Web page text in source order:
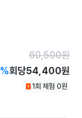
60,500원
%회당54,400원
1회 체험 0원